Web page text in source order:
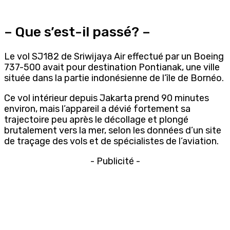
– Que s’est-il passé? –
Le vol SJ182 de Sriwijaya Air effectué par un Boeing
737-500 avait pour destination Pontianak, une ville
située dans la partie indonésienne de l’île de Bornéo.
Ce vol intérieur depuis Jakarta prend 90 minutes
environ, mais l’appareil a dévié fortement sa
trajectoire peu après le décollage et plongé
brutalement vers la mer, selon les données d’un site
de traçage des vols et de spécialistes de l’aviation.
- Publicité -